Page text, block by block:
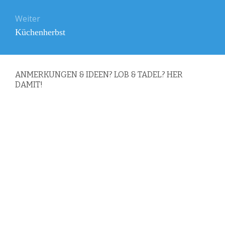
Weiter
Nächster
Küchenherbst
ANMERKUNGEN & IDEEN? LOB & TADEL? HER
DAMIT!